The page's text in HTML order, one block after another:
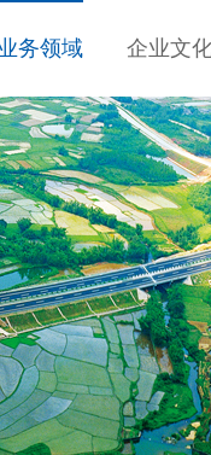
务领域 企业文